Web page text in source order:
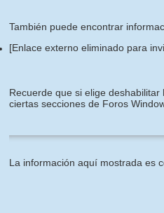
También puede encontrar
[Enlace externo eliminado para
Recuerde que si elige
ciertas secciones de Foros
La información aquí mostrada es